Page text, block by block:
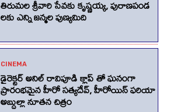
తిరుమల శ్రీవారి సేవకు కృష్ణయ్య, పురాణపండ
లకు ఎన్ని జన్మల పుణ్యమిది
CINEMA
డైరెక్టర్ అనిల్ రావిపూడి క్లాప్ తో ఘనంగా
ప్రారంభమైన హీరో సత్యదేవ్, హీరోయిన్ ఫరియా
అబ్దుల్లా నూతన చిత్రం